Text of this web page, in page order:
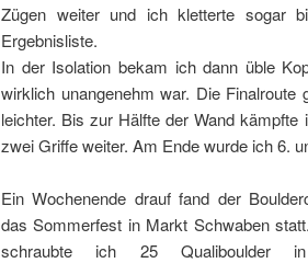
Zügen weiter und ich kletterte sogar
Ergebnisliste.
In der Isolation bekam ich dann üble
wirklich unangenehm war. Die
leichter. Bis zur Hälfte der Wand
zwei Griffe weiter. Am Ende wurde ich 6.
Ein Wochenende drauf fand der
das Sommerfest in Markt Schwaben
schraubte ich 25 Qualiboulder